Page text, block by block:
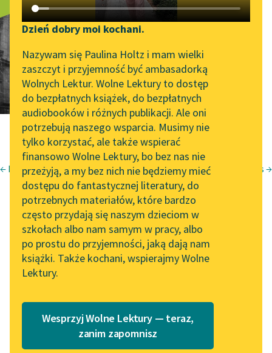
Katalog DAISY
Podkasty o książkach
Zgłoś brak utworu
Aktualności
„Prokurator Alicja Horn”
do słuchania
Byliśmy częścią AI Impact
Lab
Zapraszamy na spotkanie
online z tłumaczkami
literatury skandynawskiej
Spotkanie z Katarzyną
Tunkiel w Oslo
102. lata temu zmarł
Joseph Conrad
Lektury szkolne i klasyka
literatury do słuchania dla
Narzędzia
Mapa Wolnych Lektur
Leśmianator
Przewodnik dla piszących i
czytających
API
OAI-PMH
Widget Wolnych Lektur
Przypisy
Katalog w formacie PDF
Dzień dobry moi kochani.
Nazywam się Paulina Holtz i mam wielki
zaszczyt i przyjemność być ambasadorką
Wolnych Lektur. Wolne Lektury to dostęp
do bezpłatnych książek, do bezpłatnych
audiobooków i różnych publikacji. Ale oni
potrzebują naszego wsparcia. Musimy nie
tylko korzystać, ale także wspierać
finansowo Wolne Lektury, bo bez nas nie
przeżyją, a my bez nich nie będziemy mieć
dostępu do fantastycznej literatury, do
potrzebnych materiałów, które bardzo
często przydają się naszym dzieciom w
szkołach albo nam samym w pracy, albo
po prostu do przyjemności, jaką dają nam
książki. Także kochani, wspierajmy Wolne
Lektury.
Wesprzyj Wolne Lektury — teraz,
zanim zapomnisz
wieczności
Chrystus →
← Podróż w naturęKrzysztof Kamil Baczyński
Juwenilia II
Moment
wieczności